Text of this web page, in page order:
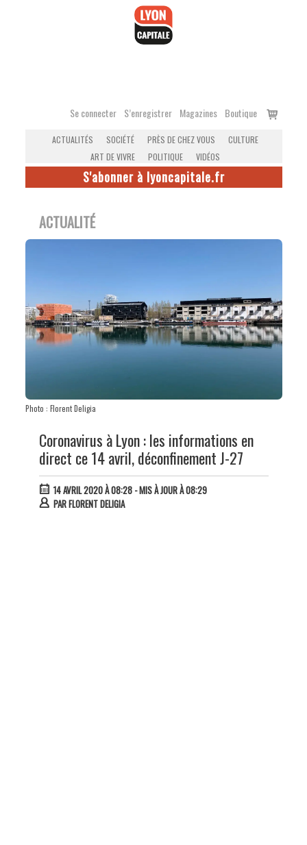
Se connecter S’enregistrer Magazines Boutique
Voir
ACTUALITÉS SOCIÉTÉ PRÈS DE CHEZ VOUS
CULTURE
ART DE VIVRE
POLITIQUE VIDÉOS
S'abonner à lyoncapitale.fr
ACTUALITÉ
Photo : Florent Deligia
Coronavirus à Lyon : les informations en
direct ce 14 avril, déconfinement J-27
14 AVRIL 2020 À 08:28- MIS À JOUR À 08:29
PARFLORENT DELIGIA